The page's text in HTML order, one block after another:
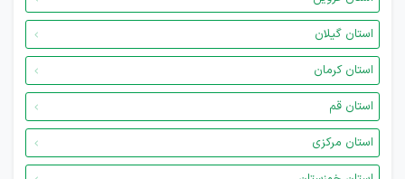
استان گیلان
استان کرمان
استان قم
استان مرکزی